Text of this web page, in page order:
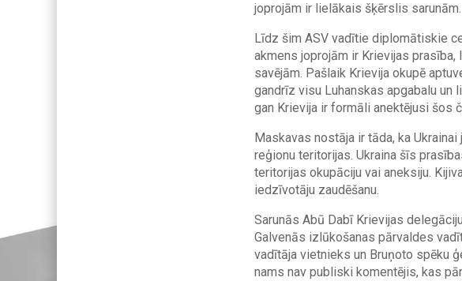
joprojām ir lielākais šķērslis sarunām.
Līdz šim ASV vadītie diplomātiskie
akmens joprojām ir Krievijas
savējām. Pašlaik Krievija okupē
gandrīz visu Luhanskas apgabalu un
gan Krievija ir formāli anektējusi šos
Maskavas nostāja ir tāda, ka
reģionu teritorijas. Ukraina šīs
teritorijas okupāciju vai aneksiju.
iedzīvotāju zaudēšanu.
Sarunās Abū Dabī Krievijas
Galvenās izlūkošanas pārvaldes
vadītāja vietnieks un Bruņoto spēku
nams nav publiski komentējis, kas